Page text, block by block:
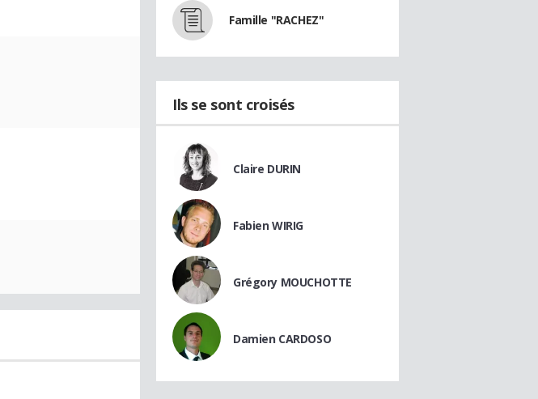
Famille "RACHEZ"
Ils se sont croisés
Claire DURIN
Fabien WIRIG
Grégory MOUCHOTTE
Damien CARDOSO